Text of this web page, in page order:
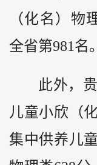
（化名）物
全省第981名。
此外，
儿童小欣（
集中供养儿